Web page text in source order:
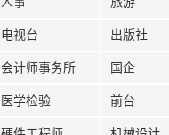
电视台 出版社
会计师事务所 国企
医学检验 前台